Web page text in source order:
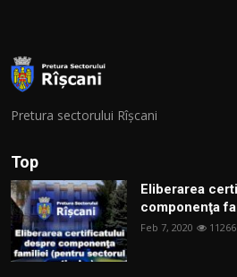
Pretura sectorului Rîșcani
Top
Eliberarea
componenţa
Feb 7, 2020 11266